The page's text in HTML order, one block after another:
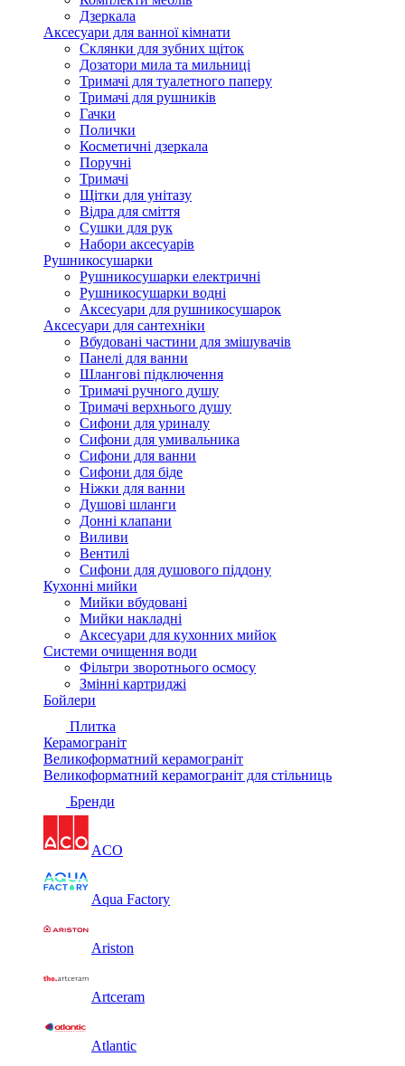
Дзеркала
Аксесуари для ванної кімнати
Склянки для зубних щіток
Дозатори мила та мильниці
Тримачі для туалетного паперу
Тримачі для рушників
Гачки
Полички
Косметичні дзеркала
Поручні
Тримачі
Щітки для унітазу
Відра для сміття
Сушки для рук
Набори аксесуарів
Рушникосушарки
Рушникосушарки електричні
Рушникосушарки водні
Аксесуари для рушникосушарок
Аксесуари для сантехніки
Вбудовані частини для змішувачів
Панелі для ванни
Шлангові підключення
Тримачі ручного душу
Тримачі верхнього душу
Сифони для уриналу
Сифони для умивальника
Сифони для ванни
Сифони для біде
Ніжки для ванни
Душові шланги
Донні клапани
Виливи
Вентилі
Сифони для душового піддону
Кухонні мийки
Мийки вбудовані
Мийки накладні
Аксесуари для кухонних мийок
Системи очищення води
Фільтри зворотнього осмосу
Змінні картриджі
Бойлери
Плитка
Керамограніт
Великоформатний керамограніт
Великоформатний керамограніт для стільниць
Бренди
ACO
Aqua Factory
Ariston
Artceram
Atlantic